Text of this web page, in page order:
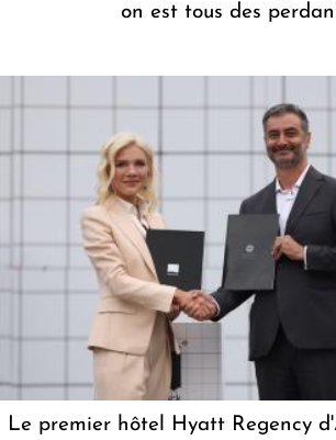
on est tous des
Le premier hôtel Hyatt Regency